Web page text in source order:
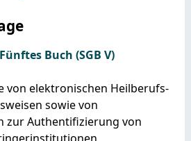
Buch (SGB V)
von elektronischen Heilberufs-
sowie von
zur Authentifizierung von